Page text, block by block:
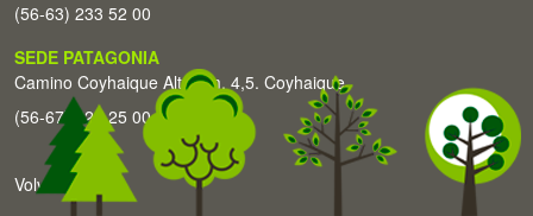
(56-63) 233 52 00
SEDE PATAGONIA
Camino Coyhaique Alto Km. 4,5. Coyhaique
(56-67) 226 25 00
Volver arriba